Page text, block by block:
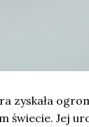
zyskała
świecie. Jej